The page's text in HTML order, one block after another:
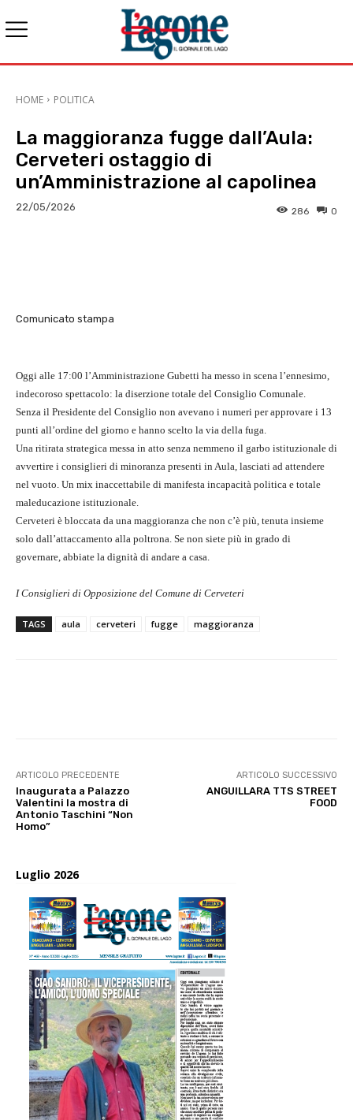
HOME POLITICA
La maggioranza fugge dall’Aula:
Cerveteri ostaggio di
un’Amministrazione al capolinea
22/05/2026 0
286
Comunicato stampa
Oggi alle 17:00 l’Amministrazione Gubetti ha messo in scena l’ennesimo,
indecoroso spettacolo: la diserzione totale del Consiglio Comunale.
Senza il Presidente del Consiglio non avevano i numeri per approvare i 13
punti all’ordine del giorno e hanno scelto la via della fuga.
Una ritirata strategica messa in atto senza nemmeno il garbo istituzionale di
avvertire i consiglieri di minoranza presenti in Aula, lasciati ad attendere
nel vuoto. Un mix inaccettabile di manifesta incapacità politica e totale
maleducazione istituzionale.
Cerveteri è bloccata da una maggioranza che non c’è più, tenuta insieme
solo dall’attaccamento alla poltrona. Se non siete più in grado di
governare, abbiate la dignità di andare a casa.
I Consiglieri di Opposizione del Comune di Cerveteri
TAGS aula cerveteri fugge maggioranza
ARTICOLO PRECEDENTE
Inaugurata a Palazzo
Valentini la mostra di
Antonio Taschini “Non
Homo”
ARTICOLO SUCCESSIVO
ANGUILLARA TTS STREET
FOOD
Luglio 2026